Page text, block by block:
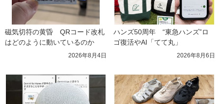
磁気切符の黄昏　QRコード改札
はどのように動いているのか
2026年8月4日
ハンズ50周年　“東急ハンズ”ロ
ゴ復活やAI「てて丸」
2026年8月6日